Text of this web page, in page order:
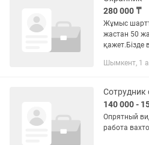
280 000 ₸
Жұмыс
жастан 50
қажет.Бізде
демаласыз.
Шымкент, 1
Сотрудник
140 000 -
Опрятный
работа